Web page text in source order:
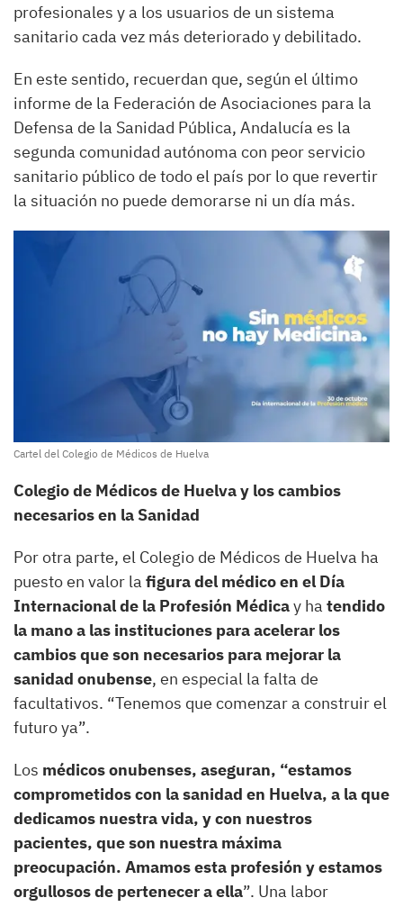
profesionales y a los usuarios de un sistema
sanitario cada vez más deteriorado y debilitado.
En este sentido, recuerdan que, según el último
informe de la Federación de Asociaciones para la
Defensa de la Sanidad Pública, Andalucía es la
segunda comunidad autónoma con peor servicio
sanitario público de todo el país por lo que revertir
la situación no puede demorarse ni un día más.
Cartel del Colegio de Médicos de Huelva
Colegio de Médicos de Huelva y los cambios
necesarios en la Sanidad
Por otra parte, el Colegio de Médicos de Huelva ha
puesto en valor la figura del médico en el Día
Internacional de la Profesión Médicay ha tendido
la mano a las instituciones para acelerar los
cambios que son necesarios para mejorar la
sanidad onubense, en especial la falta de
facultativos. “Tenemos que comenzar a construir el
futuro ya”.
Los médicos onubenses, aseguran, “estamos
comprometidos con la sanidad en Huelva, a la que
dedicamos nuestra vida, y con nuestros
pacientes, que son nuestra máxima
preocupación. Amamos esta profesión y estamos
orgullosos de pertenecer a ella”. Una labor